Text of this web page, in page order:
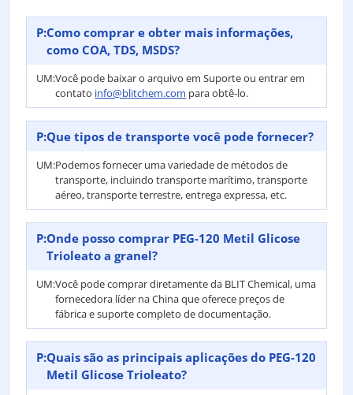
P:Como comprar e obter mais informações,
como COA, TDS, MSDS?
UM:Você pode baixar o arquivo em Suporte ou entrar em
contato info@blitchem.com para obtê-lo.
P:Que tipos de transporte você pode fornecer?
UM:Podemos fornecer uma variedade de métodos de
transporte, incluindo transporte marítimo, transporte
aéreo, transporte terrestre, entrega expressa, etc.
P:Onde posso comprar PEG-120 Metil Glicose
Trioleato a granel?
UM:Você pode comprar diretamente da BLIT Chemical, uma
fornecedora líder na China que oferece preços de
fábrica e suporte completo de documentação.
P:Quais são as principais aplicações do PEG-120
Metil Glicose Trioleato?